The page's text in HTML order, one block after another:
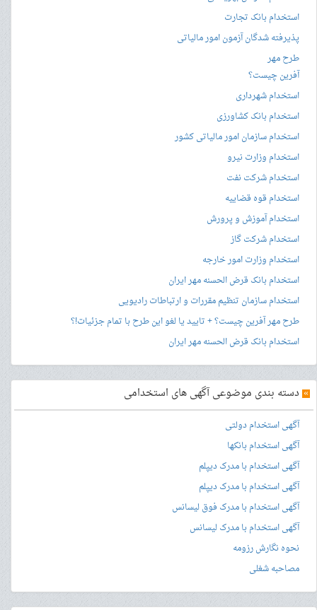
استخدام بانک تجارت
پذیرفته شدگان آزمون امور مالیاتی
طرح مهر
آفرین چیست؟
استخدام شهرداری
استخدام بانک کشاورزی
استخدام سازمان امور مالیاتی کشور
استخدام وزارت نیرو
استخدام شرکت نفت
استخدام قوه قضاییه
استخدام آموزش و پرورش
استخدام شرکت گاز
استخدام وزارت امور خارجه
استخدام بانک قرض الحسنه مهر ایران
استخدام سازمان تنظیم مقررات و ارتباطات رادیویی
طرح مهر آفرین چیست؟ + تایید یا لغو این طرح با تمام جزئیات!؟
استخدام بانک قرض الحسنه مهر ایران
» دسته بندی موضوعی آگهی های استخدامی
آگهی استخدام دولتی
آگهی استخدام بانکها
آگهی استخدام با مدرک دیپلم
آگهی استخدام با مدرک دیپلم
آگهی استخدام با مدرک فوق لیسانس
آگهی استخدام با مدرک لیسانس
نحوه نگارش رزومه
مصاحبه شغلی